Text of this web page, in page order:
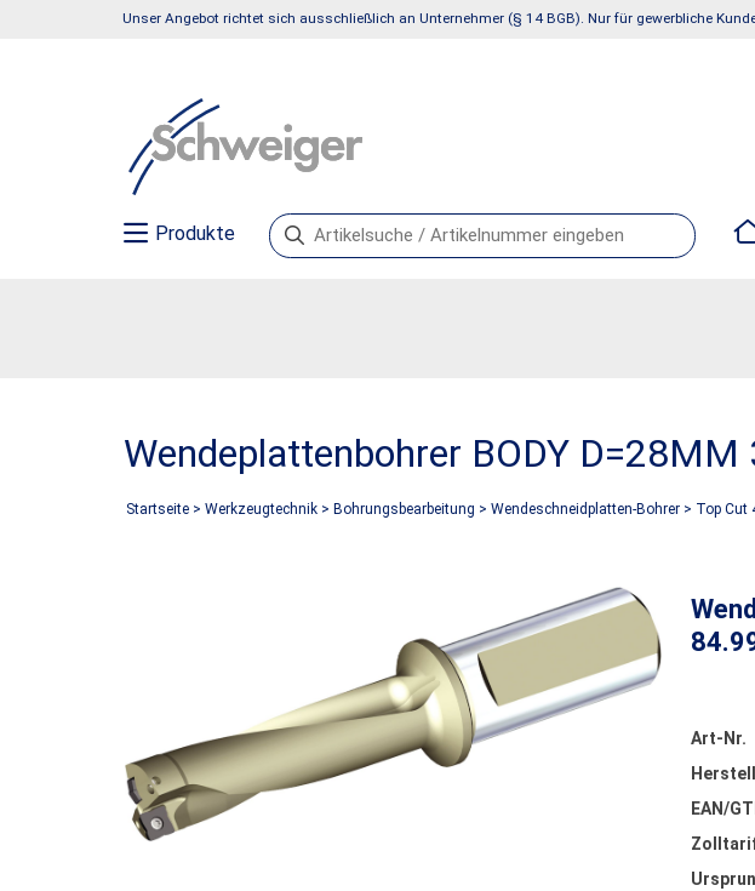
Wendeplattenbohrer BODY
Startseite > Werkzeugtechnik > Bohrungsbearbeitung > Wendeschneidplatten-Bohrer > Top Cut
Art-Nr.
EAN/
Unser Angebot richtet sich ausschließlich an Unternehmer (§ 14 BGB). Nur für gewerbliche
Produkte